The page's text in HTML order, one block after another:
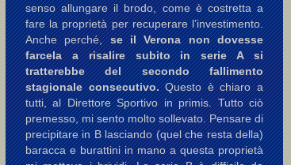
senso allungare il brodo, come è costretta a
fare la proprietà per recuperare l’investimento.
Anche perché,se il Verona non dovesse
farcela a risalire subito in serie A si
tratterebbe del secondo fallimento
stagionale consecutivo.Questo è chiaro a
tutti, al Direttore Sportivo in primis. Tutto ciò
premesso, mi sento molto sollevato. Pensare di
precipitare in B lasciando (quel che resta della)
baracca e burattini in mano a questa proprietà